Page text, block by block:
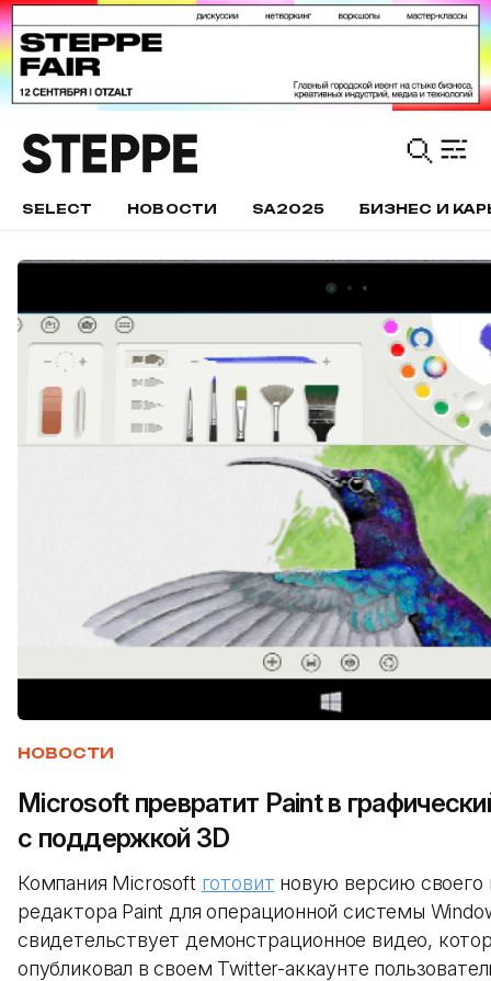
SELECT НОВОСТИ SA2025 БИЗНЕС И
НОВОСТИ
Microsoft превратит Paint в
с поддержкой 3D
Компания Microsoft готовит новую версию своего
редактора Paint для операционной системы
свидетельствует демонстрационное видео,
опубликовал в своем Twitter-аккаунте